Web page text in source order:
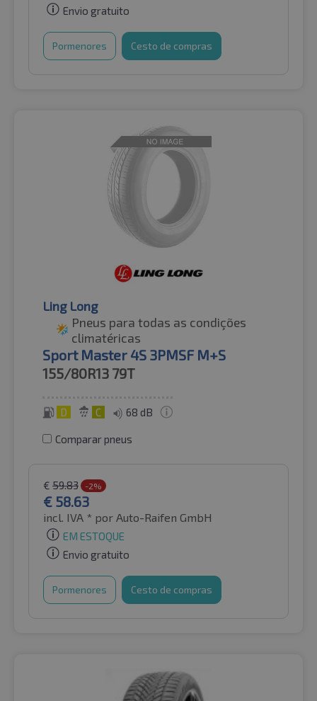
Envio gratuito
Pormenores Cesto de compras
Ling Long
Pneus para todas as condições
climatéricas
Sport Master 4S 3PMSF M+S
155/80R13 79T
D C 68 dB
Comparar pneus
€ 59.83 -2%
€ 58.63
incl. IVA * por Auto-Raifen GmbH
EM ESTOQUE
Envio gratuito
Pormenores Cesto de compras